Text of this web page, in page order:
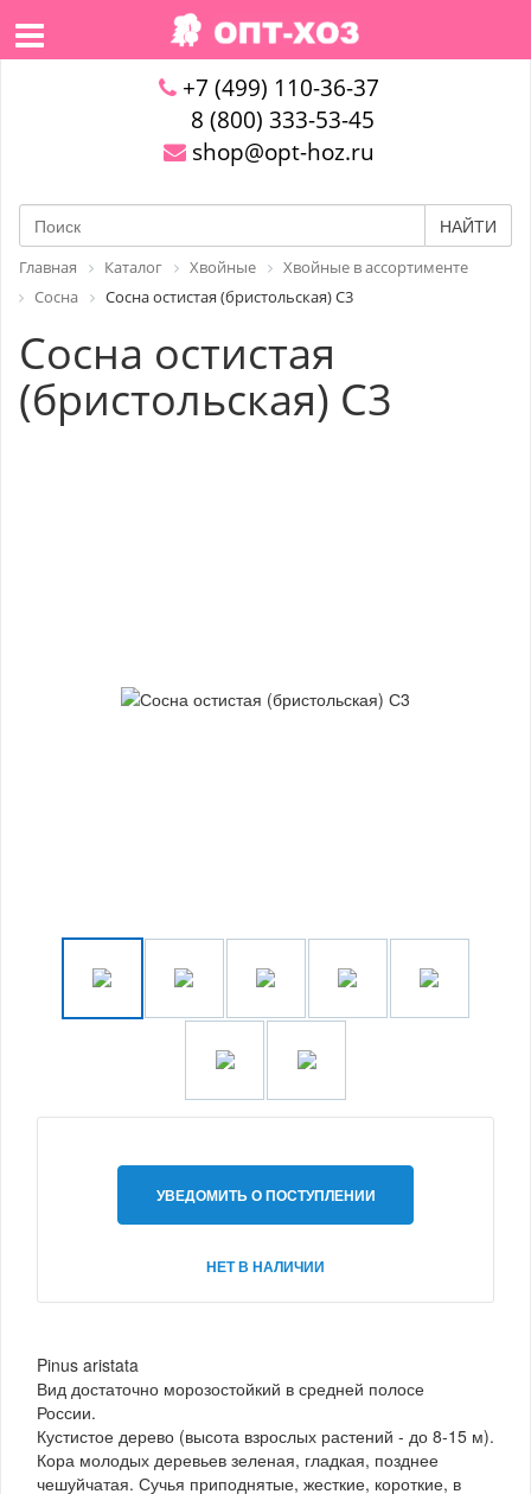
+7 (499) 110-36-37
8 (800) 333-53-45
shop@opt-hoz.ru
НАЙТИ
Главная Каталог Хвойные
Хвойные в ассортименте
Сосна
Сосна остистая (бристольская) С3
Сосна остистая
(бристольская) С3
УВЕДОМИТЬ О ПОСТУПЛЕНИИ
НЕТ В НАЛИЧИИ
Pinus aristata
Вид достаточно морозостойкий в средней полосе
России.
Кустистое дерево (высота взрослых растений - до 8-15 м).
Кора молодых деревьев зеленая, гладкая, позднее
чешуйчатая. Сучья приподнятые, жесткие, короткие, в